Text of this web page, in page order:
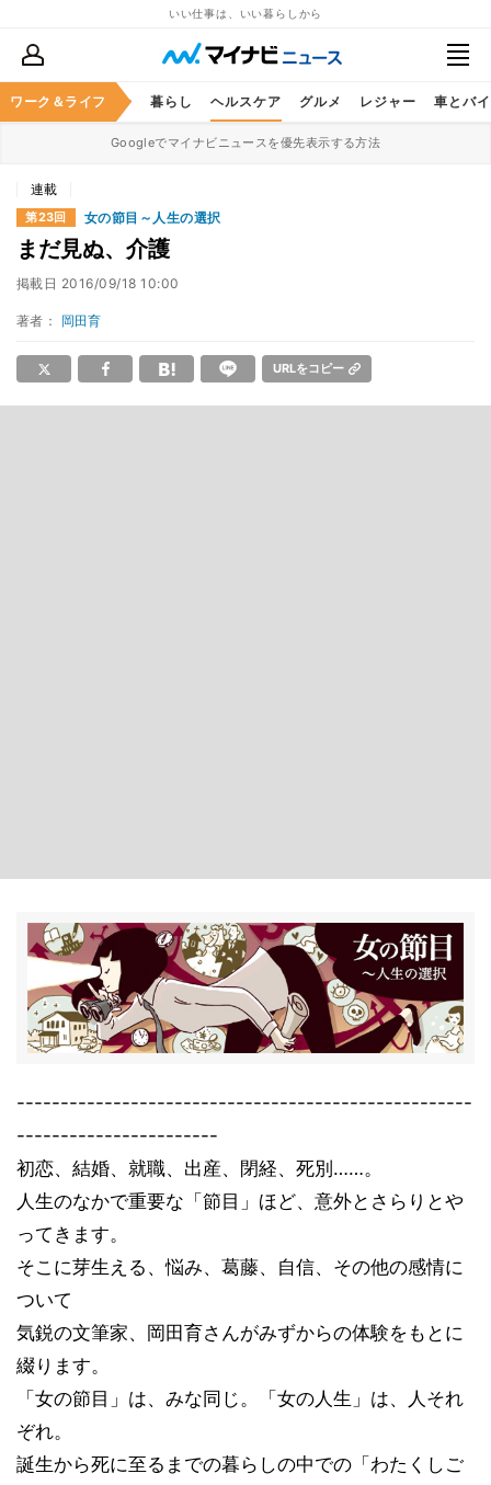
いい仕事は、いい暮らしから
ワーク＆ライフ
ススキル マネー 暮らし ヘルスケア グルメ レジャー 車とバ
Googleでマイナビニュースを優先表示する方法
連載
第23回 女の節目～人生の選択
まだ見ぬ、介護
掲載日 2016/09/18 10:00
著者： 岡田育
URLをコピー
----------------------------------------------------
-----------------------
初恋、結婚、就職、出産、閉経、死別……。
人生のなかで重要な「節目」ほど、意外とさらりとや
ってきます。
そこに芽生える、悩み、葛藤、自信、その他の感情に
ついて
気鋭の文筆家、岡田育さんがみずからの体験をもとに
綴ります。
「女の節目」は、みな同じ。「女の人生」は、人それ
ぞれ。
誕生から死に至るまでの暮らしの中での「わたくしご